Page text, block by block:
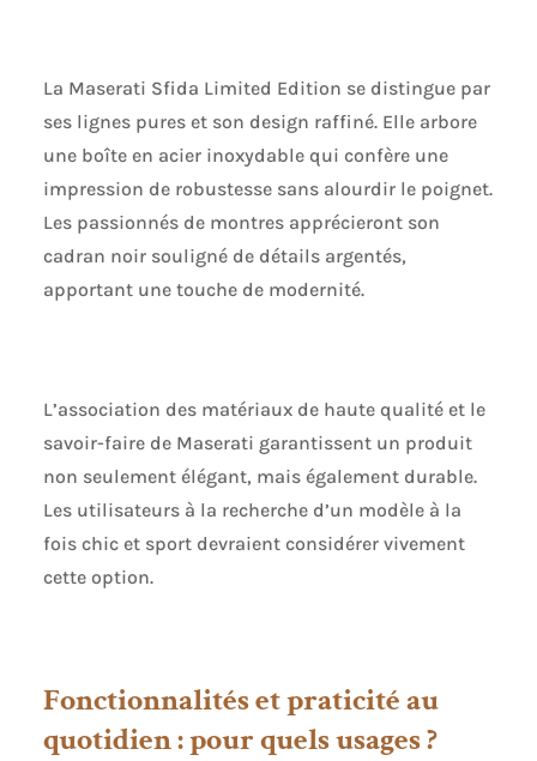
La Maserati Sfida Limited Edition se distingue par
ses lignes pures et son design raffiné. Elle arbore
une boîte en acier inoxydable qui confère une
impression de robustesse sans alourdir le poignet.
Les passionnés de montres apprécieront son
cadran noir souligné de détails argentés,
apportant une touche de modernité.
L’association des matériaux de haute qualité et le
savoir-faire de Maserati garantissent un produit
non seulement élégant, mais également durable.
Les utilisateurs à la recherche d’un modèle à la
fois chic et sport devraient considérer vivement
cette option.
Fonctionnalités et praticité au
quotidien : pour quels usages ?